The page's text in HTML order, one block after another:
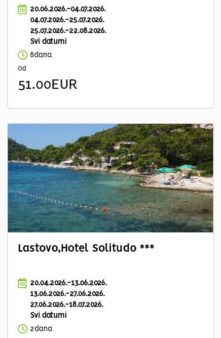
20.06.2026.-04.07.2026.
04.07.2026.-25.07.2026.
25.07.2026.-22.08.2026.
Svi datumi
8dana
Od
51.00EUR
Lastovo,Hotel Solitudo ***
20.04.2026.-13.06.2026.
13.06.2026.-27.06.2026.
27.06.2026.-18.07.2026.
Svi datumi
2dana